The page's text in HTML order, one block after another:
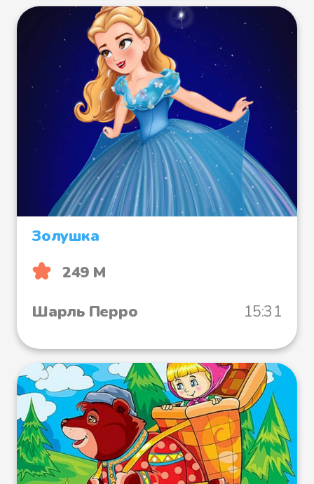
Золушка
249 М
Шарль Перро
15:31